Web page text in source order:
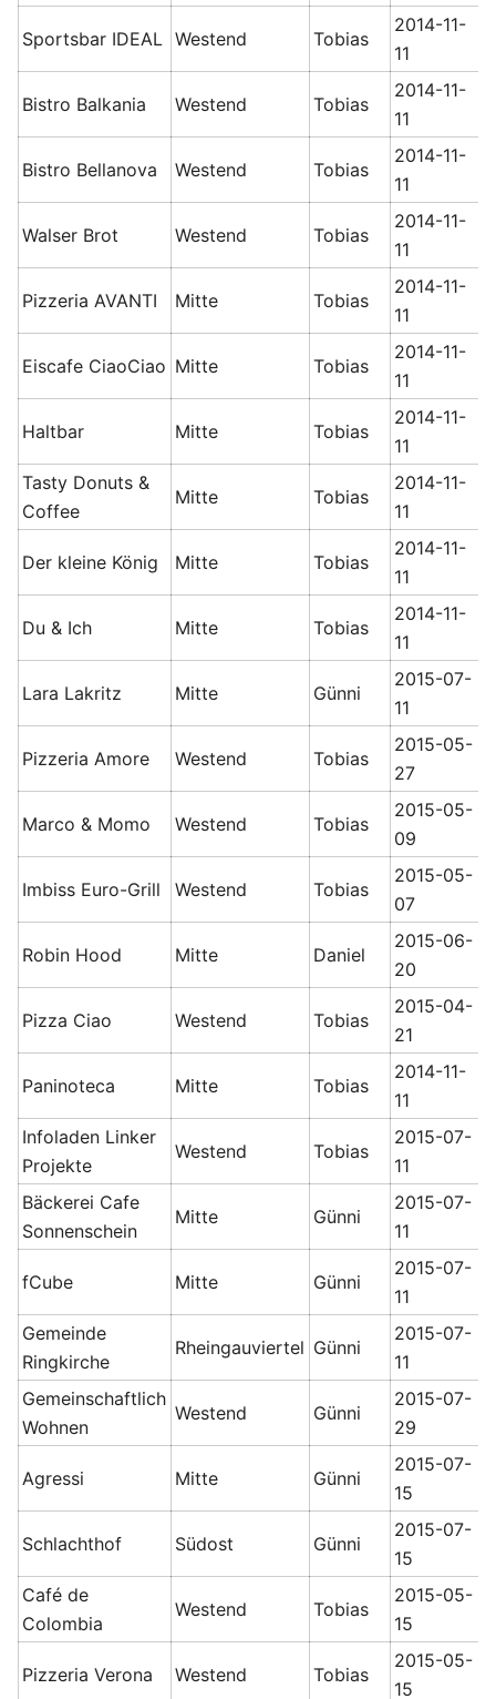
Sportsbar IDEAL Westend Tobias
2014-11-
11
Bistro Balkania Westend Tobias
2014-11-
11
Bistro Bellanova Westend Tobias
2014-11-
11
Walser Brot Westend Tobias
2014-11-
11
Pizzeria AVANTI Mitte Tobias
2014-11-
11
Eiscafe CiaoCiao Mitte Tobias
2014-11-
11
Haltbar Mitte Tobias
2014-11-
11
Tasty Donuts &
Coffee
Mitte Tobias
2014-11-
11
Der kleine König Mitte Tobias
2014-11-
11
Du & Ich Mitte Tobias
2014-11-
11
Lara Lakritz Mitte Günni
2015-07-
11
Pizzeria Amore Westend Tobias
2015-05-
27
Marco & Momo Westend Tobias
2015-05-
09
Imbiss Euro-Grill Westend Tobias
2015-05-
07
Robin Hood Mitte Daniel
2015-06-
20
Pizza Ciao Westend Tobias
2015-04-
21
Paninoteca Mitte Tobias
2014-11-
11
Infoladen Linker
Projekte
Westend Tobias
2015-07-
11
Bäckerei Cafe
Sonnenschein
Mitte Günni
2015-07-
11
fCube Mitte Günni
2015-07-
11
Gemeinde
Ringkirche
Rheingauviertel Günni
2015-07-
11
Gemeinschaftlich
Wohnen
Westend Günni
2015-07-
29
Agressi Mitte Günni
2015-07-
15
Schlachthof Südost Günni
2015-07-
15
Café de
Colombia
Westend Tobias
2015-05-
15
Pizzeria Verona Westend Tobias
2015-05-
15